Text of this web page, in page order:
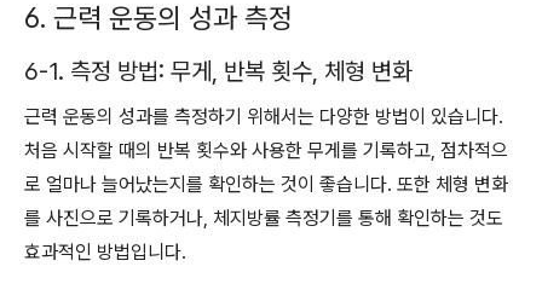
6. 근력 운동의 성과 측정
6-1. 측정 방법: 무게, 반복 횟수, 체형 변화
근력 운동의 성과를 측정하기 위해서는 다양한 방법이 있습니다.
처음 시작할 때의 반복 횟수와 사용한 무게를 기록하고, 점차적으
로 얼마나 늘어났는지를 확인하는 것이 좋습니다. 또한 체형 변화
를 사진으로 기록하거나, 체지방률 측정기를 통해 확인하는 것도
효과적인 방법입니다.